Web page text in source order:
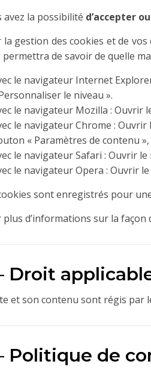
avez la possibilité d’accepter
la gestion des cookies et de
permettra de savoir de quelle
le navigateur Internet
le niveau ».
le navigateur Mozilla : Ouvrir
le navigateur Chrome :
« Paramètres de contenu
le navigateur Safari : Ouvrir
le navigateur Opera : Ouvrir
sont enregistrés pour
plus d’informations sur la
Droit
et son contenu sont régis par
Politique de